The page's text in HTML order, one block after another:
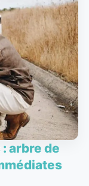
arbre de